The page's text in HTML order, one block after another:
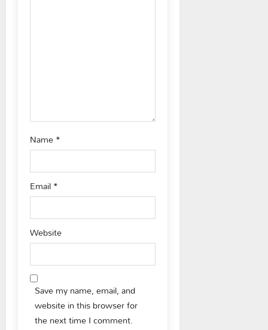
Name*
Email*
Website
Save my name, email, and
website in this browser for
the next time I comment.